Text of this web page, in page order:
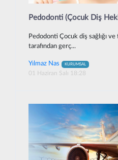
Pedodonti (Çocuk Diş
Pedodonti Çocuk diş sağlığı
tarafından gerç...
Yılmaz Nas KURUMSAL
01 Haziran Salı 18:28